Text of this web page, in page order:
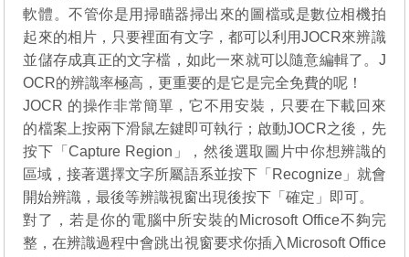
軟體。不管你是用掃瞄器掃出來的圖檔或是數位相機拍
起來的相片，只要裡面有文字，都可以利用JOCR來辨識
並儲存成真正的文字檔，如此一來就可以隨意編輯了。J
OCR的辨識率極高，更重要的是它是完全免費的呢！
JOCR 的操作非常簡單，它不用安裝，只要在下載回來
的檔案上按兩下滑鼠左鍵即可執行；啟動JOCR之後，先
按下「Capture Region」，然後選取圖片中你想辨識的
區域，接著選擇文字所屬語系並按下「Recognize」就會
開始辨識，最後等辨識視窗出現後按下「確定」即可。
對了，若是你的電腦中所安裝的Microsoft Office不夠完
整，在辨識過程中會跳出視窗要求你插入Microsoft Office